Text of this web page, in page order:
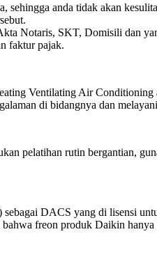
sehingga anda tidak akan
Notaris, SKT, Domisili dan
faktur pajak.
Ventilating Air
di bidangnya dan
pelatihan rutin bergantian,
DACS yang di lisensi
freon produk Daikin